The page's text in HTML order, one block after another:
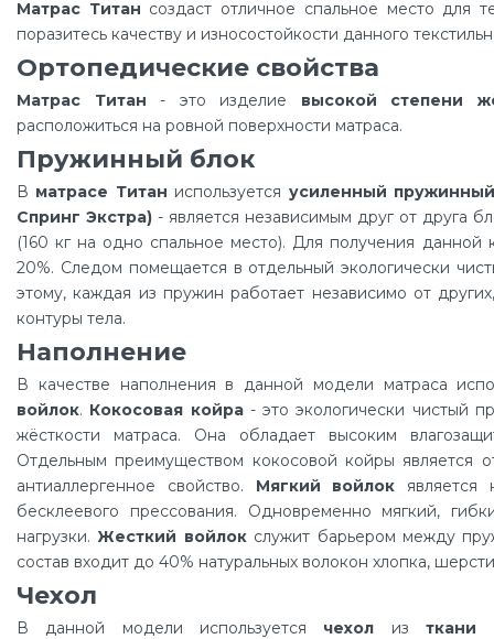
Матрас Титан создаст отличное спальное место для
поразитесь качеству и износостойкости данного
Ортопедические свойства
Матрас Титан - это изделие высокой степени
расположиться на ровной поверхности матраса.
Пружинный блок
В матрасе Титан используется усиленный
Спринг Экстра) - является независимым друг от друга
(160 кг на одно спальное место). Для получения
20%. Следом помещается в отдельный экологически
этому, каждая из пружин работает независимо от
контуры тела.
Наполнение
В качестве наполнения в данной модели матраса
войлок. Кокосовая койра- это экологически чистый
жёсткости матраса. Она обладает высоким
Отдельным преимуществом кокосовой койры является
антиаллергенное свойство. Мягкий войлок является
бесклеевого прессования. Одновременно мягкий,
нагрузки. Жесткий войлокслужит барьером между
состав входит до 40% натуральных волокон хлопка,
Чехол
В данной модели используется чехол изткани